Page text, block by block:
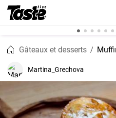
Gâteaux et desserts
Martina_Grechova